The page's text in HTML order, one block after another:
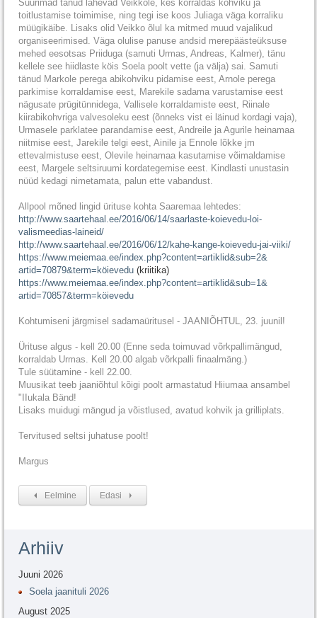
Suurimad tänud lähevad Veikkole, kes korraldas kohviku ja
toitlustamise toimimise, ning tegi ise koos Juliaga väga korraliku
müügikäibe. Lisaks olid Veikko õlul ka mitmed muud vajalikud
organiseerimised. Väga olulise panuse andsid merepäästeüksuse
mehed eesotsas Priiduga (samuti Urmas, Andreas, Kalmer), tänu
kellele see hiidlaste köis Soela poolt vette (ja välja) sai. Samuti
tänud Markole perega abikohviku pidamise eest, Arnole perega
parkimise korraldamise eest, Marekile sadama varustamise eest
nägusate prügitünnidega, Vallisele korraldamiste eest, Riinale
kiirabikohvriga valvesoleku eest (õnneks vist ei läinud kordagi vaja),
Urmasele parklatee parandamise eest, Andreile ja Agurile heinamaa
niitmise eest, Jarekile telgi eest, Ainile ja Ennole lõkke jm
ettevalmistuse eest, Olevile heinamaa kasutamise võimaldamise
eest, Margele seltsiruumi kordategemise eest. Kindlasti unustasin
nüüd kedagi nimetamata, palun ette vabandust.
Allpool mõned lingid ürituse kohta Saaremaa lehtedes:
http://www.saartehaal.ee/2016/06/14/saarlaste-koievedu-loi-
valismeedias-laineid/
http://www.saartehaal.ee/2016/06/12/kahe-kange-koievedu-jai-viiki/
https://www.meiemaa.ee/index.php?content=artiklid&sub=2&
artid=70879&term=köievedu (kriitika)
https://www.meiemaa.ee/index.php?content=artiklid&sub=1&
artid=70857&term=köievedu
Kohtumiseni järgmisel sadamaüritusel - JAANIÕHTUL, 23. juunil!
Ürituse algus - kell 20.00 (Enne seda toimuvad võrkpallimängud,
korraldab Urmas. Kell 20.00 algab võrkpalli finaalmäng.)
Tule süütamine - kell 22.00.
Muusikat teeb jaaniõhtul kõigi poolt armastatud Hiiumaa ansambel
"IIukala Bänd!
Lisaks muidugi mängud ja võistlused, avatud kohvik ja grilliplats.
Tervitused seltsi juhatuse poolt!
Margus
Eelmine Edasi
Arhiiv
Juuni 2026
Soela jaanituli 2026
August 2025